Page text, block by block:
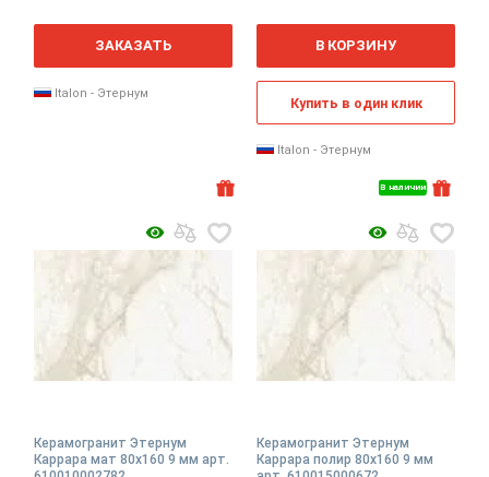
м
ЗАКАЗАТЬ
Italon - Этернум
В наличии
м
В КОРЗИНУ
Купить в один клик
Italon - Этернум
Керамогранит Этернум
Каррара мат 80x160 9 мм арт.
Керамогранит Этернум
Каррара полир 80x160 9 мм